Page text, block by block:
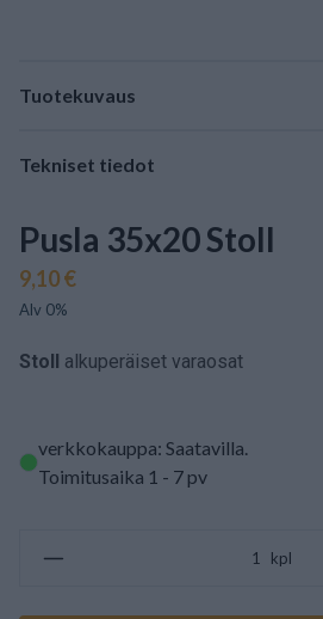
Tuotekuvaus
Tekniset tiedot
Pusla 35x20 Stoll
9,10 €
Alv 0%
Stoll alkuperäiset varaosat
verkkokauppa: Saatavilla.
Toimitusaika 1 - 7 pv
kpl